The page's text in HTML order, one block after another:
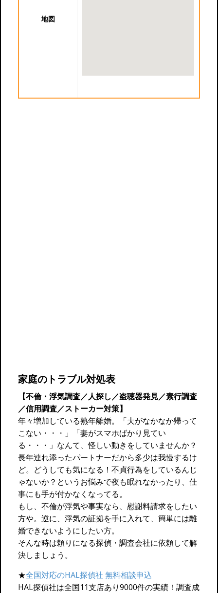
地図
家庭のトラブル対処表
【不倫・浮気調査／人探し／盗聴器発見／素行調査
／信用調査／ストーカー対策】
年々増加している熟年離婚。「夫がなかなか帰って
こない・・・」「妻がスマホばかり見てい
る・・・」なんて、怪しい動きをしていませんか？
長年連れ添ったパートナーだから多少は我慢するけ
ど。どうしても気になる！不貞行為をしているんじ
ゃないか？というお悩みで夜も眠れなかったり、仕
事にも手が付かなくなってる。
もし、不倫が浮気や事実なら、慰謝料請求をしたい
方や。逆に、浮気の証拠を手に入れて、簡単には離
婚できないようにしたい方。
そんな時は頼りになる探偵・調査会社に依頼して解
決しましょう。
★全国対応のHAL探偵社 無料相談申込
HAL探偵社は全国11支店あり9000件の実績！調査成